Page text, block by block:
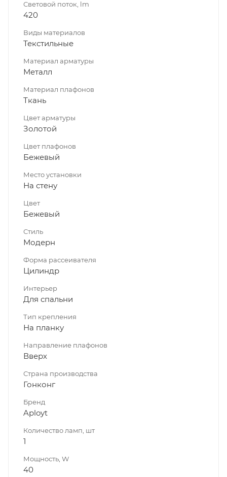
Световой поток, lm
420
Виды материалов
Текстильные
Материал арматуры
Металл
Материал плафонов
Ткань
Цвет арматуры
Золотой
Цвет плафонов
Бежевый
Место установки
На стену
Цвет
Бежевый
Стиль
Модерн
Форма рассеивателя
Цилиндр
Интерьер
Для спальни
Тип крепления
На планку
Направление плафонов
Вверх
Страна производства
Гонконг
Бренд
Aployt
Количество ламп, шт
1
Мощность, W
40